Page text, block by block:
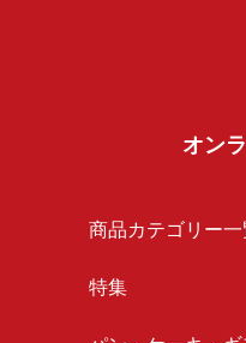
オン
商品カテゴリー一
特集